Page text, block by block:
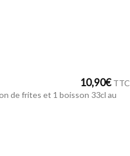
10,90€ TTC
de frites et 1 boisson 33cl au